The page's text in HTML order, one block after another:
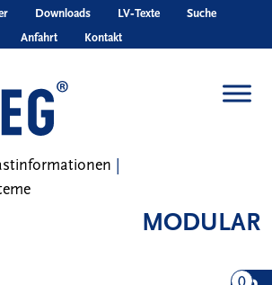
Downloads LV‑Texte
Suche
Anfahrt
Kontakt
MODULAR